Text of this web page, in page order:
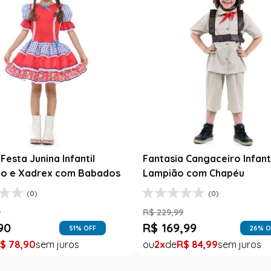
Junina Bebê Menina
Rosa Floral com Renda
47 % OFF
99, 99
Saia Infantil Festa Junina
Xadrez Preto com Girassol
R$ 129,99
R$ 78,90
1 R$ 78, 90